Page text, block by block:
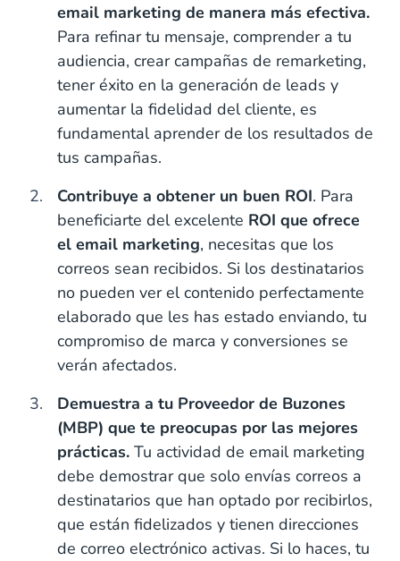
email marketing de manera más efectiva.
Para refinar tu mensaje, comprender a tu
audiencia, crear campañas de remarketing,
tener éxito en la generación de leads y
aumentar la fidelidad del cliente, es
fundamental aprender de los resultados de
tus campañas.
Contribuye a obtener un buen ROI. Para
beneficiarte del excelente ROI que ofrece
el email marketing, necesitas que los
correos sean recibidos. Si los destinatarios
no pueden ver el contenido perfectamente
elaborado que les has estado enviando, tu
compromiso de marca y conversiones se
verán afectados.
Demuestra a tu Proveedor de Buzones
(MBP) que te preocupas por las mejores
prácticas. Tu actividad de email marketing
debe demostrar que solo envías correos a
destinatarios que han optado por recibirlos,
que están fidelizados y tienen direcciones
de correo electrónico activas. Si lo haces, tu